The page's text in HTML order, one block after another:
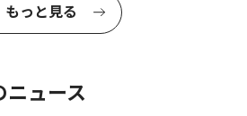
もっと見る
ニュース